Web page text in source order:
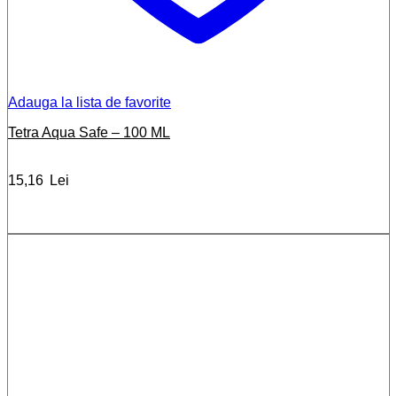
Adauga la lista de favorite
Tetra Aqua Safe – 100 ML
15,16 Lei